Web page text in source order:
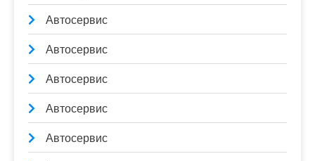
Автосервис
Автосервис
Автосервис
Автосервис
Автосервис